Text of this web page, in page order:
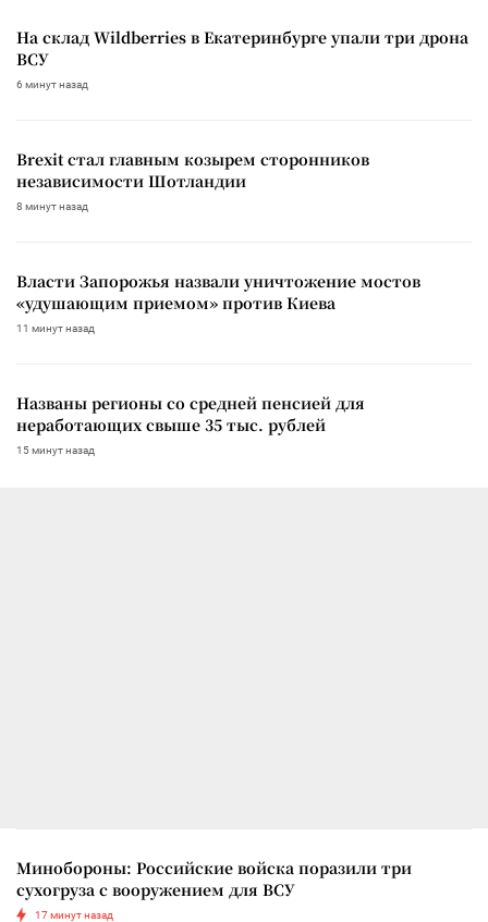
На склад Wildberries в Екатеринбурге упали три дрона
ВСУ
6 минут назад
Brexit стал главным козырем сторонников
независимости Шотландии
8 минут назад
Власти Запорожья назвали уничтожение мостов
«удушающим приемом» против Киева
11 минут назад
Названы регионы со средней пенсией для
неработающих свыше 35 тыс. рублей
15 минут назад
Минобороны: Российские войска поразили три
сухогруза с вооружением для ВСУ
17 минут назад